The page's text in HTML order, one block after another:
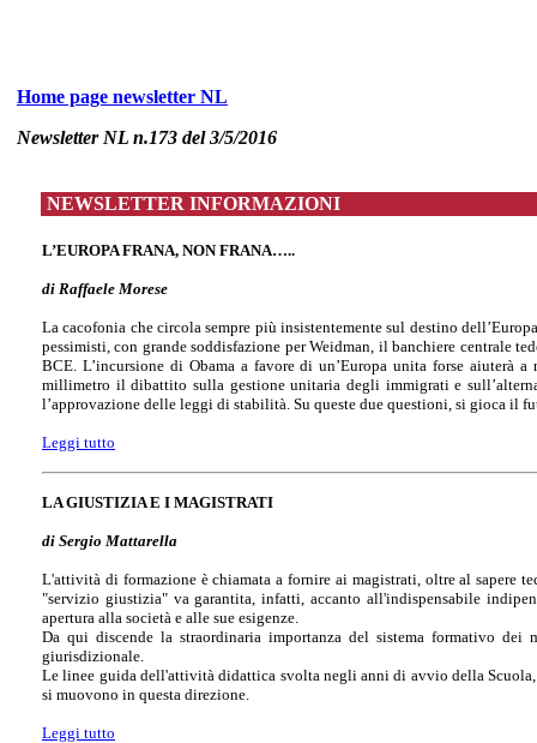
Home page newsletter NL
Newsletter NL n.173 del 3/5/2016
NEWSLETTER INFORMAZIONI
L’EUROPA FRANA, NON FRANA…..
di Raffaele Morese
La cacofonia che circola sempre più insistentemente sul destino
pessimisti, con grande soddisfazione per Weidman, il banchiere centrale
BCE. L’incursione di Obama a favore di un’Europa unita forse aiuterà
millimetro il dibattito sulla gestione unitaria degli immigrati e
l’approvazione delle leggi di stabilità. Su queste due questioni, si gioca il
Leggi tutto
LA GIUSTIZIA E I MAGISTRATI
di Sergio Mattarella
L'attività di formazione è chiamata a fornire ai magistrati, oltre al sapere
"servizio giustizia" va garantita, infatti, accanto all'indispensabile
apertura alla società e alle sue esigenze.
Da qui discende la straordinaria importanza del sistema formativo dei
giurisdizionale.
Le linee guida dell'attività didattica svolta negli anni di avvio della
si muovono in questa direzione.
Leggi tutto